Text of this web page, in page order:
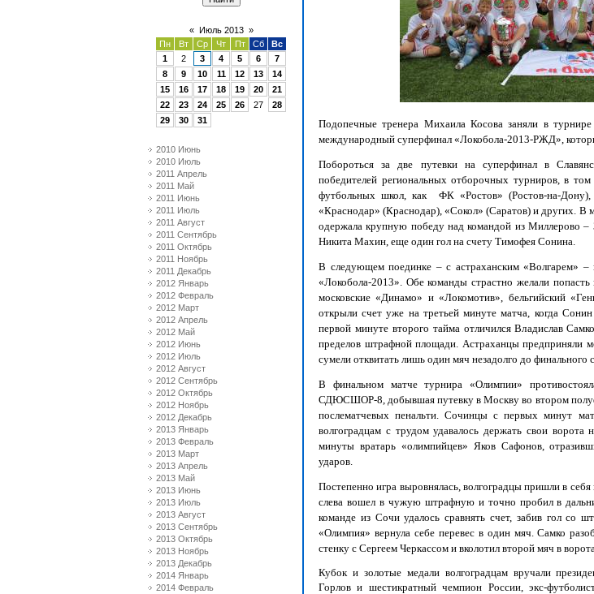
« Июль 2013 »
Пн
Вт Ср Чт Пт Сб
Вс
1
2 3 4 5 6
7
8
9 10 11 12 13
14
15
16 17 18 19 20
21
22
23 24 25 26 27
28
29
30 31
2010 Июнь
2010 Июль
2011 Апрель
2011 Май
2011 Июнь
2011 Июль
2011 Август
2011 Сентябрь
2011 Октябрь
2011 Ноябрь
2011 Декабрь
2012 Январь
2012 Февраль
2012 Март
2012 Апрель
2012 Май
2012 Июнь
2012 Июль
2012 Август
2012 Сентябрь
2012 Октябрь
2012 Ноябрь
2012 Декабрь
2013 Январь
2013 Февраль
2013 Март
2013 Апрель
2013 Май
2013 Июнь
2013 Июль
2013 Август
2013 Сентябрь
2013 Октябрь
2013 Ноябрь
2013 Декабрь
2014 Январь
2014 Февраль
Подопечные тренера Михаила Косова заняли в
международный суперфинал «Локобола-2013-РЖД»,
Побороться за две путевки на суперфинал в
победителей региональных отборочных турниров, в том
футбольных школ, как
ФК «Ростов» (Ростов-на-
«Краснодар» (Краснодар), «Сокол» (Саратов) и других. В
одержала крупную победу над командой из Миллерово –
Никита Махин, еще один гол на счету Тимофея Сонина.
В следующем поединке – с астраханским «Волгарем» –
«Локобола-2013». Обе команды страстно желали
московские «Динамо» и «Локомотив», бельгийский
открыли счет уже на третьей минуте матча, когда
первой минуте второго тайма отличился Владислав
пределов штрафной площади. Астраханцы предприняли
сумели отквитать лишь один мяч незадолго до финального
В финальном матче турнира «Олимпии»
СДЮСШОР-8, добывшая путевку в Москву во втором
послематчевых пенальти. Сочинцы с первых минут
волгоградцам с трудом удавалось держать свои ворота
минуты вратарь «олимпийцев» Яков Сафонов,
ударов.
Постепенно игра выровнялась, волгоградцы пришли в
слева вошел в чужую штрафную и точно пробил в
команде из Сочи удалось сравнять счет, забив гол со
«Олимпия» вернула себе перевес в один мяч. Самко
стенку с Сергеем Черкассом и вколотил второй мяч в
Кубок и золотые медали волгоградцам вручали
Горлов и шестикратный чемпион России, экс-